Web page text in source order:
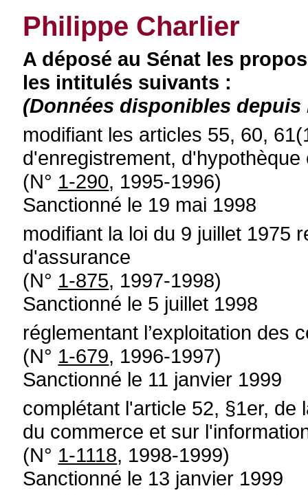
Philippe Charlier
A déposé au Sénat les
les intitulés suivants :
(Données disponibles depuis
modifiant les articles 55, 60,
d'enregistrement, d'hypothèque
(N° 1-290, 1995-1996)
Sanctionné le 19 mai 1998
modifiant la loi du 9 juillet 1975
d'assurance
(N° 1-875, 1997-1998)
Sanctionné le 5 juillet 1998
réglementant l’exploitation des
(N° 1-679, 1996-1997)
Sanctionné le 11 janvier 1999
complétant l'article 52, §1er, de
du commerce et sur
(N° 1-1118, 1998-1999)
Sanctionné le 13 janvier 1999